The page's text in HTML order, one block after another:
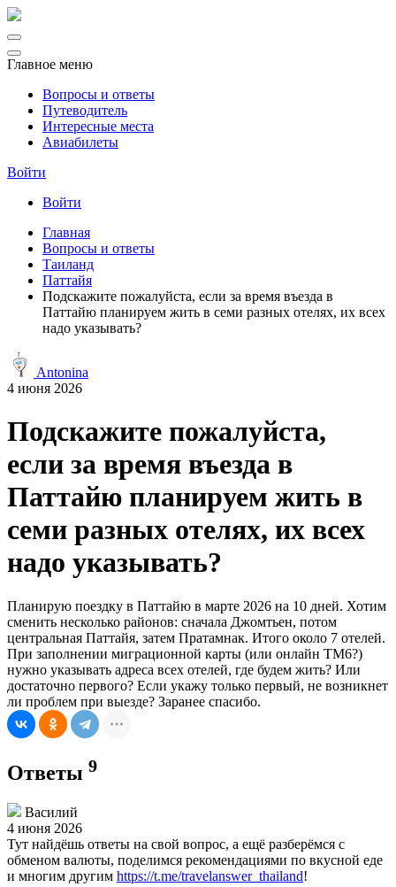
Главное меню
Вопросы и ответы
Путеводитель
Интересные места
Авиабилеты
Войти
Войти
Главная
Вопросы и ответы
Таиланд
Паттайя
Подскажите пожалуйста, если за время въезда в
Паттайю планируем жить в семи разных отелях, их всех
надо указывать?
Antonina
4 июня 2026
Подскажите пожалуйста,
если за время въезда в
Паттайю планируем жить в
семи разных отелях, их всех
надо указывать?
Планирую поездку в Паттайю в марте 2026 на 10 дней. Хотим
сменить несколько районов: сначала Джомтьен, потом
центральная Паттайя, затем Пратамнак. Итого около 7 отелей.
При заполнении миграционной карты (или онлайн TM6?)
нужно указывать адреса всех отелей, где будем жить? Или
достаточно первого? Если укажу только первый, не возникнет
ли проблем при выезде? Заранее спасибо.
Ответы 9
Василий
4 июня 2026
Тут найдёшь ответы на свой вопрос, а ещё разберёмся с
обменом валюты, поделимся рекомендациями по вкусной еде
и многим другим https://t.me/travelanswer_thailand!